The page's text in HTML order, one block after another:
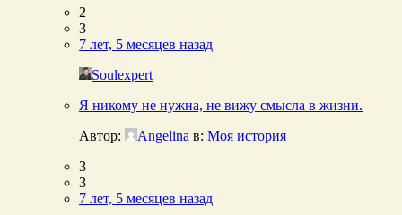
2
3
7 лет, 5 месяцев назад
Soulexpert
Я никому не нужна, не вижу смысла в жизни.
Автор:
Angelina в: Моя история
3
3
7 лет, 5 месяцев назад